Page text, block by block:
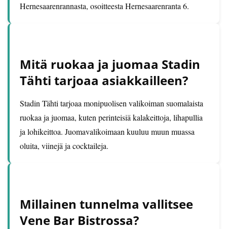
Hernesaarenrannasta, osoitteesta Hernesaarenranta 6.
Mitä ruokaa ja juomaa Stadin
Tähti tarjoaa asiakkailleen?
Stadin Tähti tarjoaa monipuolisen valikoiman suomalaista
ruokaa ja juomaa, kuten perinteisiä kalakeittoja, lihapullia
ja lohikeittoa. Juomavalikoimaan kuuluu muun muassa
oluita, viinejä ja cocktaileja.
Millainen tunnelma vallitsee
Vene Bar Bistrossa?